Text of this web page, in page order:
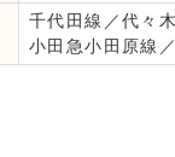
千代田線 ／代々
小田急小田原線